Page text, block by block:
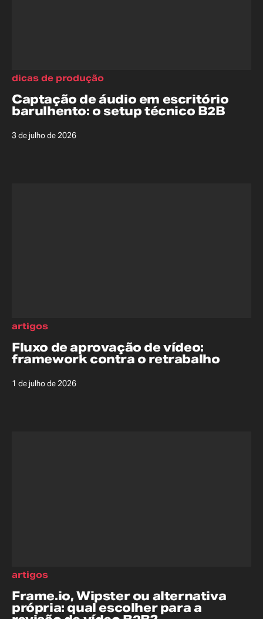
Captação de áudio em escritório
barulhento: o setup técnico B2B
3 de julho de 2026
dicas de produção
Fluxo de aprovação de vídeo:
framework contra o retrabalho
1 de julho de 2026
artigos
Frame.io, Wipster ou alternativa
própria: qual escolher para a
artigos